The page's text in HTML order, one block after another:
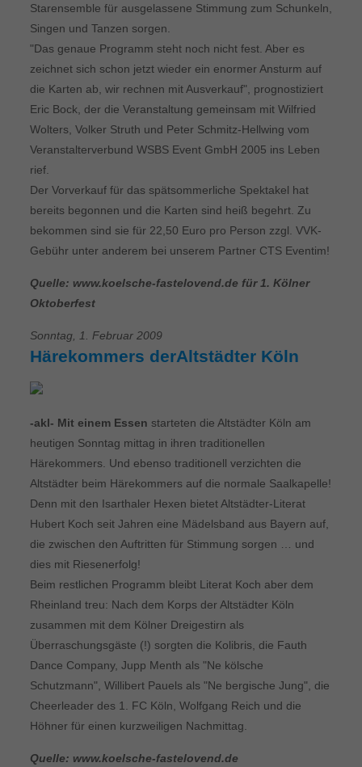
Starensemble für ausgelassene Stimmung zum Schunkeln,
Singen und Tanzen sorgen.
"Das genaue Programm steht noch nicht fest. Aber es
zeichnet sich schon jetzt wieder ein enormer Ansturm auf
die Karten ab, wir rechnen mit Ausverkauf", prognostiziert
Eric Bock, der die Veranstaltung gemeinsam mit Wilfried
Wolters, Volker Struth und Peter Schmitz-Hellwing vom
Veranstalterverbund WSBS Event GmbH 2005 ins Leben
rief.
Der Vorverkauf für das spätsommerliche Spektakel hat
bereits begonnen und die Karten sind heiß begehrt. Zu
bekommen sind sie für 22,50 Euro pro Person zzgl. VVK-
Gebühr unter anderem bei unserem Partner CTS Eventim!
Quelle: www.koelsche-fastelovend.de für 1. Kölner
Oktoberfest
Sonntag, 1. Februar 2009
Härekommers derAltstädter Köln
-akl- Mit einem Essen starteten die Altstädter Köln am
heutigen Sonntag mittag in ihren traditionellen
Härekommers. Und ebenso traditionell verzichten die
Altstädter beim Härekommers auf die normale Saalkapelle!
Denn mit den Isarthaler Hexen bietet Altstädter-Literat
Hubert Koch seit Jahren eine Mädelsband aus Bayern auf,
die zwischen den Auftritten für Stimmung sorgen … und
dies mit Riesenerfolg!
Beim restlichen Programm bleibt Literat Koch aber dem
Rheinland treu: Nach dem Korps der Altstädter Köln
zusammen mit dem Kölner Dreigestirn als
Überraschungsgäste (!) sorgten die Kolibris, die Fauth
Dance Company, Jupp Menth als "Ne kölsche
Schutzmann", Willibert Pauels als "Ne bergische Jung", die
Cheerleader des 1. FC Köln, Wolfgang Reich und die
Höhner für einen kurzweiligen Nachmittag.
Quelle: www.koelsche-fastelovend.de